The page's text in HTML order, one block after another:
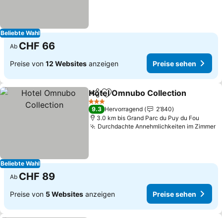
Beliebte Wahl
Ab CHF 66
Preise von 12 Websites anzeigen Preise sehen
Beliebte Wahl
TeilenZu Favoriten hinzufügen
Hotel Omnubo Collection
3 Sterne
9.3 Hervorragend
2’840
3.0 km bis Grand Parc du Puy du Fou
Durchdachte Annehmlichkeiten im Zimmer
Ab CHF 89
Preise von 5 Websites anzeigen Preise sehen